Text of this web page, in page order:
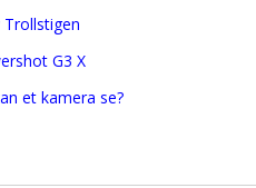
G3 X
et kamera se?